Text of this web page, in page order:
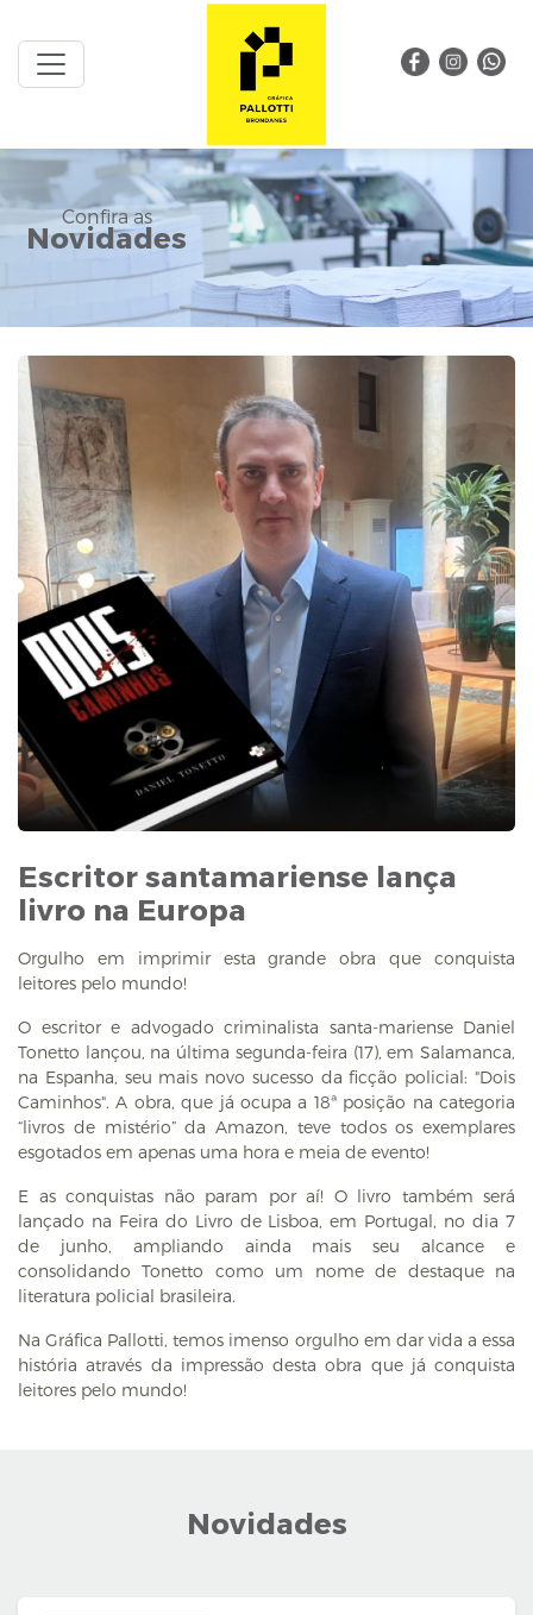
Confira as
Novidades
Escritor santamariense lança
livro na Europa
Orgulho em imprimir esta grande obra que conquista
leitores pelo mundo!
O escritor e advogado criminalista santa-mariense Daniel
Tonetto lançou, na última segunda-feira (17), em Salamanca,
na Espanha, seu mais novo sucesso da ficção policial: "Dois
Caminhos". A obra, que já ocupa a 18ª posição na categoria
“livros de mistério” da Amazon, teve todos os exemplares
esgotados em apenas uma hora e meia de evento!
E as conquistas não param por aí! O livro também será
lançado na Feira do Livro de Lisboa, em Portugal, no dia 7
de junho, ampliando ainda mais seu alcance e
consolidando Tonetto como um nome de destaque na
literatura policial brasileira.
Na Gráfica Pallotti, temos imenso orgulho em dar vida a essa
história através da impressão desta obra que já conquista
leitores pelo mundo!
Novidades